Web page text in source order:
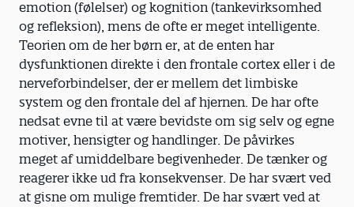
emotion (følelser) og kognition (tankevirksomhed
og refleksion), mens de ofte er meget intelligente.
Teorien om de her børn er, at de enten har
dysfunktionen direkte i den frontale cortex eller i de
nerveforbindelser, der er mellem det limbiske
system og den frontale del af hjernen. De har ofte
nedsat evne til at være bevidste om sig selv og egne
motiver, hensigter og handlinger. De påvirkes
meget af umiddelbare begivenheder. De tænker og
reagerer ikke ud fra konsekvenser. De har svært ved
at gisne om mulige fremtider. De har svært ved at